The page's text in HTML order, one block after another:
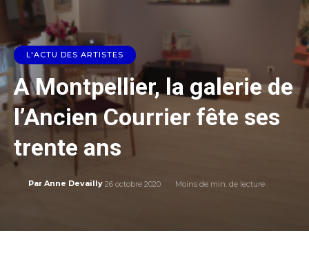
L'ACTU DES ARTISTES
A Montpellier, la galerie de
l’Ancien Courrier fête ses
trente ans
Par Anne Devailly 26 octobre 2020 Moins de min. de lecture